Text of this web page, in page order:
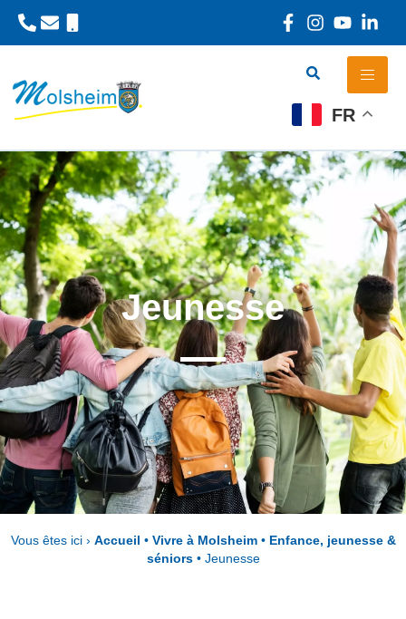
FR
Jeunesse
Vous êtes ici › Accueil • Vivre à Molsheim• Enfance, jeunesse &
séniors• Jeunesse
Panneau de gestion des cookies